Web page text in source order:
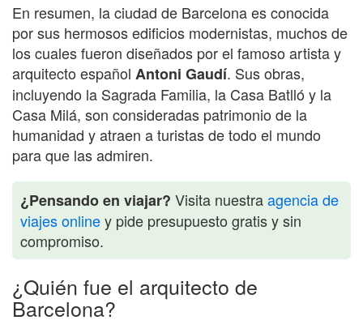
En resumen, la ciudad de Barcelona es conocida
por sus hermosos edificios modernistas, muchos de
los cuales fueron diseñados por el famoso artista y
arquitecto español Antoni Gaudí. Sus obras,
incluyendo la Sagrada Familia, la Casa Batlló y la
Casa Milá, son consideradas patrimonio de la
humanidad y atraen a turistas de todo el mundo
para que las admiren.
¿Pensando en viajar? Visita nuestraagencia de
viajes onliney pide presupuesto gratis y sin
compromiso.
¿Quién fue el arquitecto de
Barcelona?